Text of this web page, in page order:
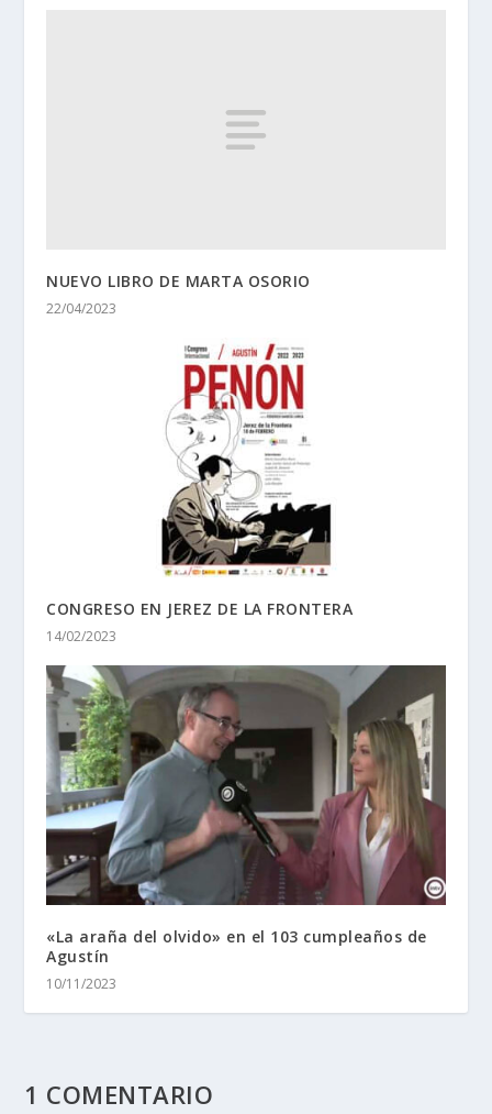
NUEVO LIBRO DE MARTA OSORIO
22/04/2023
CONGRESO EN JEREZ DE LA FRONTERA
14/02/2023
«La araña del olvido» en el 103 cumpleaños de
Agustín
10/11/2023
1 COMENTARIO